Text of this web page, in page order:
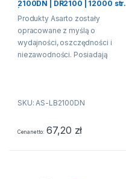
2100DN | DR2100 | 12000 str.
Produkty Asarto zostały
opracowane z myślą o
wydajności, oszczędności i
niezawodności. Posiadają
producenta drukarki. Oznacza
pozwalają na...
SKU: AS-LB2100DN
Cena netto 67,20 zł